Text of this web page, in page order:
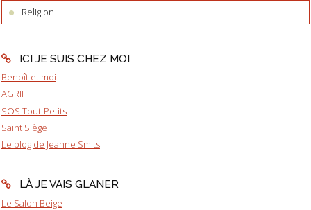
Religion
ICI JE SUIS CHEZ MOI
Benoît et moi
AGRIF
SOS Tout-Petits
Saint Siège
Le blog de Jeanne Smits
LÀ JE VAIS GLANER
Le Salon Beige